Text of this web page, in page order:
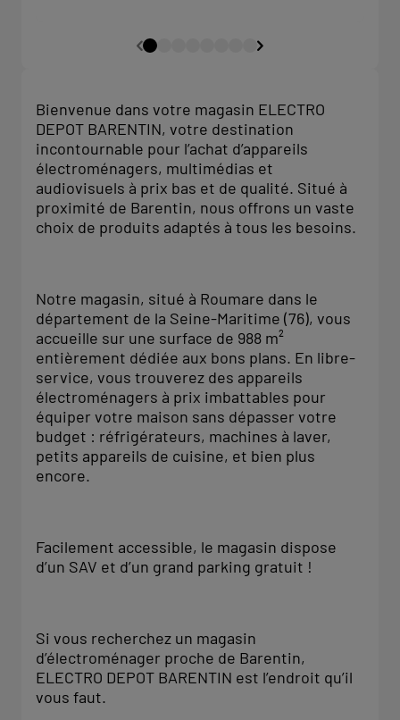
Bienvenue dans votre magasin ELECTRO
DEPOT BARENTIN, votre destination
incontournable pour l’achat d’appareils
électroménagers, multimédias et
audiovisuels à prix bas et de qualité. Situé à
proximité de Barentin, nous offrons un vaste
choix de produits adaptés à tous les besoins.
Notre magasin, situé à Roumare dans le
département de la Seine-Maritime (76), vous
accueille sur une surface de 988 m²
entièrement dédiée aux bons plans. En libre-
service, vous trouverez des appareils
électroménagers à prix imbattables pour
équiper votre maison sans dépasser votre
budget : réfrigérateurs, machines à laver,
petits appareils de cuisine, et bien plus
encore.
Facilement accessible, le magasin dispose
d’un SAV et d’un grand parking gratuit !
Si vous recherchez un magasin
d’électroménager proche de Barentin,
ELECTRO DEPOT BARENTIN est l’endroit qu’il
vous faut.